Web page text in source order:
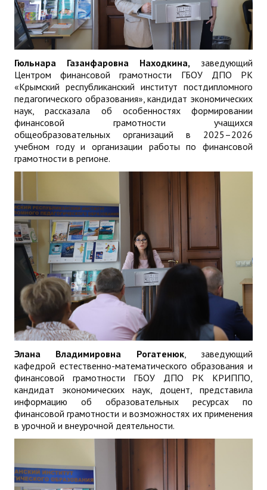
Гюльнара Газанфаровна Находкина, заведующий
Центром финансовой грамотности ГБОУ ДПО РК
«Крымский республиканский институт постдипломного
педагогического образования», кандидат экономических
наук, рассказала об особенностях формировании
финансовой грамотности учащихся
общеобразовательных организаций в 2025–2026
учебном году и организации работы по финансовой
грамотности в регионе.
Элана Владимировна Рогатенюк, заведующий
кафедрой естественно-математического образования и
финансовой грамотности ГБОУ ДПО РК КРИППО,
кандидат экономических наук, доцент, представила
информацию об образовательных ресурсах по
финансовой грамотности и возможностях их применения
в урочной и внеурочной деятельности.